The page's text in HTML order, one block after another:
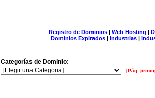
Registro de Dominios| Web Hosting |
Dominios Expirados | Industrias |
Categorías de Dominio:
[Pág.